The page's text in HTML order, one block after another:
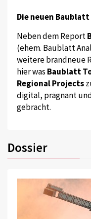
Die neuen
Neben dem Report
(ehem. Baublatt
weitere brandneue
hier was Baublatt
Regional Projects
digital, prägnant
gebracht.
Dossier